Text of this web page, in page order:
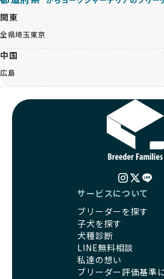
関東
全県埼玉東京
中国
広島
サービスについて
ブリーダーを探す
子犬を探す
犬種診断
LINE無料相談
私達の想い
ブリーダー評価基準